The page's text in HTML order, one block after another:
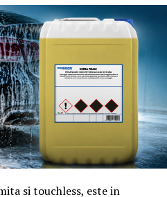
si touchless, este in